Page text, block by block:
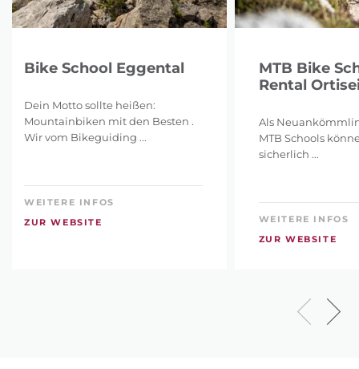
Bike School Eggental
Dein Motto sollte heißen:
Mountainbiken mit den Besten .
Wir vom Bikeguiding ...
WEITERE INFOS
ZUR WEBSITE
MTB Bike
Rental
Als
MTB Schools
sicherlich ...
WEITERE INFOS
ZUR WEBSITE